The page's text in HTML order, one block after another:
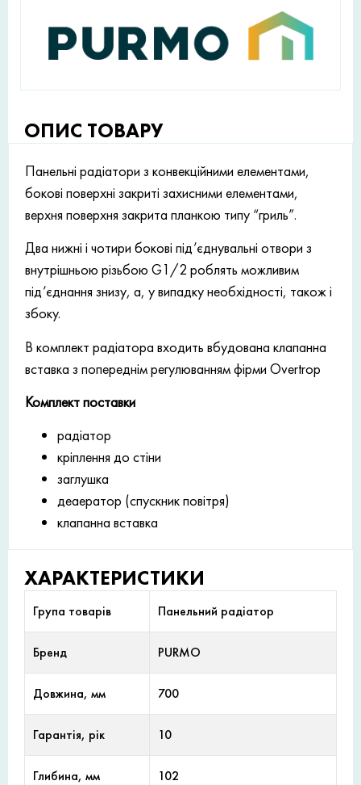
ОПИС ТОВАРУ
Панельні радіатори з конвекційними елементами,
бокові поверхні закриті захисними елементами,
верхня поверхня закрита планкою типу “гриль”.
Два нижні і чотири бокові під’єднувальні отвори з
внутрішньою різьбою G1/2 роблять можливим
під’єднання знизу, а, у випадку необхідності, також і
збоку.
В комплект радіатора входить вбудована клапанна
вставка з попереднім регулюванням фірми Overtrop
Комплект поставки
радіатор
кріплення до стіни
заглушка
деаератор (спускник повітря)
клапанна вставка
ХАРАКТЕРИСТИКИ
Група товарів Панельний радіатор
Бренд PURMO
Довжина, мм 700
Гарантія, рік 10
Глибина, мм 102